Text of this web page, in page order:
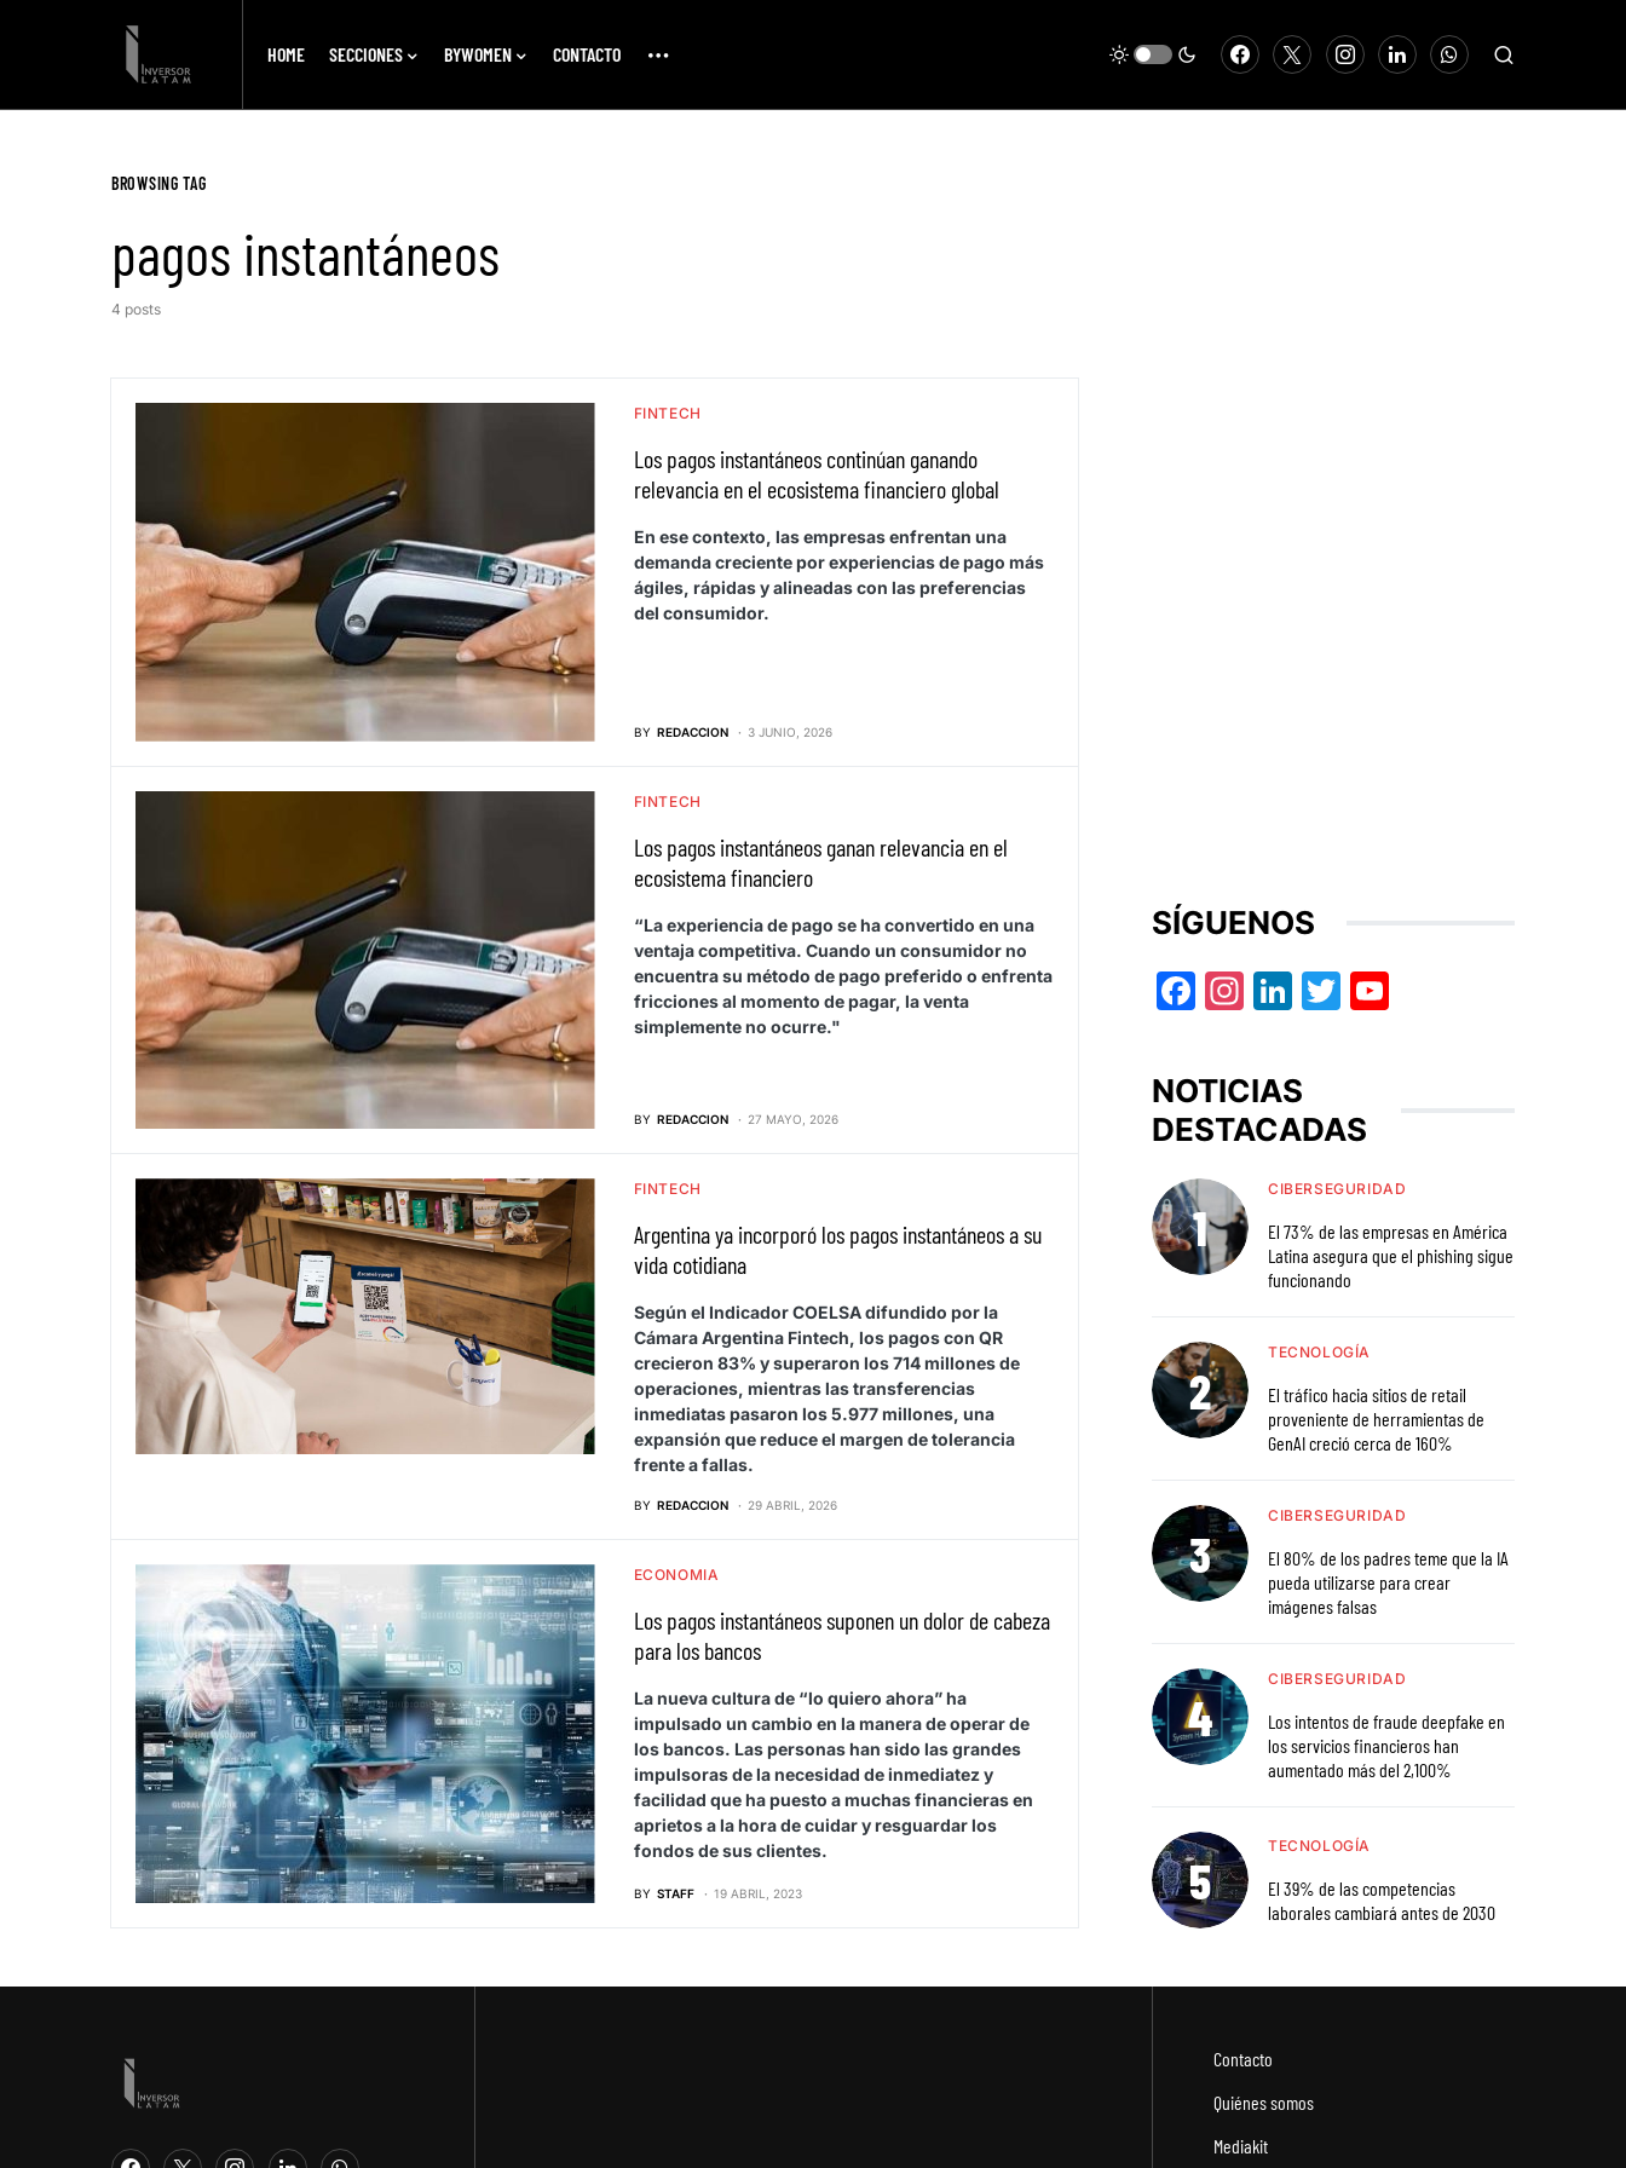
HOME SECCIONES BYWOMEN CONTACTO
BROWSING TAG
pagos instantáneos
4 posts
FINTECH
Los pagos instantáneos continúan ganando
relevancia en el ecosistema financiero global
En ese contexto, las empresas enfrentan una
demanda creciente por experiencias de pago más
ágiles, rápidas y alineadas con las preferencias
del consumidor.
BY REDACCION 3 JUNIO, 2026
FINTECH
Los pagos instantáneos ganan relevancia en el
ecosistema financiero
“La experiencia de pago se ha convertido en una
ventaja competitiva. Cuando un consumidor no
encuentra su método de pago preferido o enfrenta
fricciones al momento de pagar, la venta
simplemente no ocurre."
BY REDACCION 27 MAYO, 2026
FINTECH
Argentina ya incorporó los pagos instantáneos a su
vida cotidiana
Según el Indicador COELSA difundido por la
Cámara Argentina Fintech, los pagos con QR
crecieron 83% y superaron los 714 millones de
operaciones, mientras las transferencias
inmediatas pasaron los 5.977 millones, una
expansión que reduce el margen de tolerancia
frente a fallas.
BY REDACCION 29 ABRIL, 2026
ECONOMIA
Los pagos instantáneos suponen un dolor de cabeza
para los bancos
La nueva cultura de “lo quiero ahora” ha
impulsado un cambio en la manera de operar de
los bancos. Las personas han sido las grandes
impulsoras de la necesidad de inmediatez y
facilidad que ha puesto a muchas financieras en
aprietos a la hora de cuidar y resguardar los
fondos de sus clientes.
BY STAFF 19 ABRIL, 2023
SÍGUENOS
Facebook
Instagram
LinkedIn
Twitter
NOTICIAS
DESTACADAS
CIBERSEGURIDAD
El 73% de las empresas en América
Latina asegura que el phishing sigue
funcionando
TECNOLOGÍA
El tráfico hacia sitios de retail
proveniente de herramientas de
GenAI creció cerca de 160%
CIBERSEGURIDAD
El 80% de los padres teme que la IA
pueda utilizarse para crear
imágenes falsas
CIBERSEGURIDAD
Los intentos de fraude deepfake en
los servicios financieros han
aumentado más del 2,100%
TECNOLOGÍA
El 39% de las competencias
laborales cambiará antes de 2030
Contacto
Quiénes somos
Mediakit